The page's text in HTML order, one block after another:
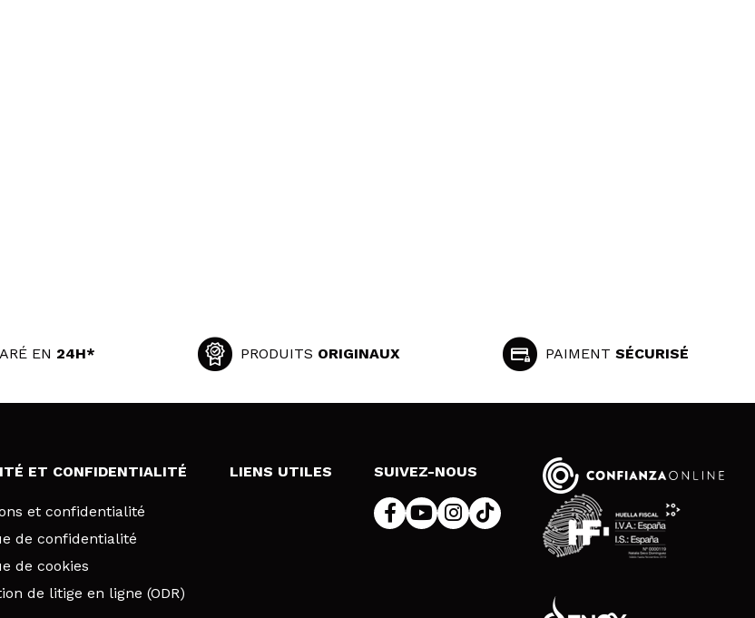
EN 24H* PRODUITS ORIGINAUX PAIMENT SÉCURISÉ
ET CONFIDENTIALITÉ
et confidentialité
de confidentialité
de cookies
de litige en ligne (ODR)
LIENS UTILES SUIVEZ-NOUS